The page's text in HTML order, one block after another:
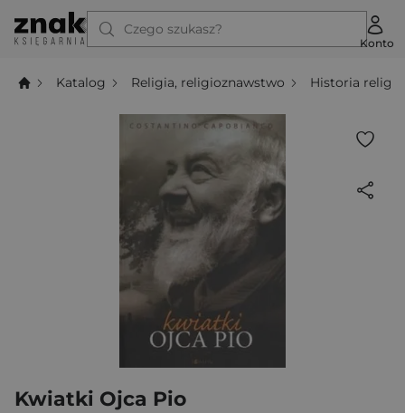
Czego szukasz?
Konto
Katalog Religia, religioznawstwo Historia religii
Kwiatki Ojca Pio